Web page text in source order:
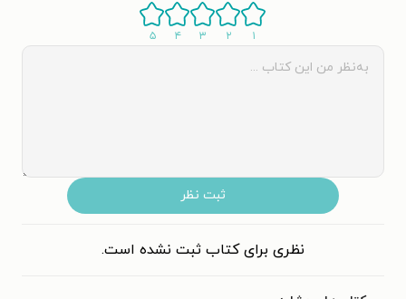
۱ ۲ ۳ ۴ ۵
ثبت نظر
نظری برای کتاب ثبت نشده است.